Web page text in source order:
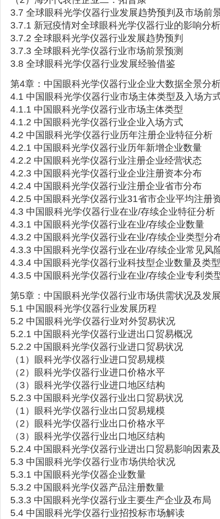
3.7 全球眼科光学仪器行业发展趋势预判及市场前
3.7.1 新冠疫情对全球眼科光学仪器行业的影响分析
3.7.2 全球眼科光学仪器行业发展趋势预判
3.7.3 全球眼科光学仪器行业市场前景预测
3.8 全球眼科光学仪器行业发展经验借鉴
第4章：中国眼科光学仪器行业企业大数据全景分
4.1 中国眼科光学仪器行业市场主体类型及入场方
4.1.1 中国眼科光学仪器行业市场主体类型
4.1.2 中国眼科光学仪器行业企业入场方式
4.2 中国眼科光学仪器行业历年注册企业特征分析
4.2.1 中国眼科光学仪器行业历年新增企业数量
4.2.2 中国眼科光学仪器行业注册企业经营状态
4.2.3 中国眼科光学仪器行业企业注册资本分布
4.2.4 中国眼科光学仪器行业注册企业省市分布
4.2.5 中国眼科光学仪器行业31省市企业平均注册
4.3 中国眼科光学仪器行业在业/存续企业特征分析
4.3.1 中国眼科光学仪器行业在业/存续企业数量
4.3.2 中国眼科光学仪器行业在业/存续企业类型分
4.3.3 中国眼科光学仪器行业在业/存续企业常见风
4.3.4 中国眼科光学仪器行业科技型企业数量及类型
4.3.5 中国眼科光学仪器行业在业/存续企业专利类
第5章：中国眼科光学仪器行业市场供需状况及发
5.1 中国眼科光学仪器行业发展历程
5.2 中国眼科光学仪器行业对外贸易状况
5.2.1 中国眼科光学仪器行业进出口贸易概况
5.2.2 中国眼科光学仪器行业进口贸易状况
（1）眼科光学仪器行业进口贸易规模
（2）眼科光学仪器行业进口价格水平
（3）眼科光学仪器行业进口地区结构
5.2.3 中国眼科光学仪器行业出口贸易状况
（1）眼科光学仪器行业出口贸易规模
（2）眼科光学仪器行业出口价格水平
（3）眼科光学仪器行业出口地区结构
5.2.4 中国眼科光学仪器行业进出口贸易影响因素
5.3 中国眼科光学仪器行业市场供给状况
5.3.1 中国眼科光学仪器企业数量
5.3.2 中国眼科光学仪器产品注册数量
5.3.3 中国眼科光学仪器行业主要生产企业及布局
5.4 中国眼科光学仪器行业招投标市场解读